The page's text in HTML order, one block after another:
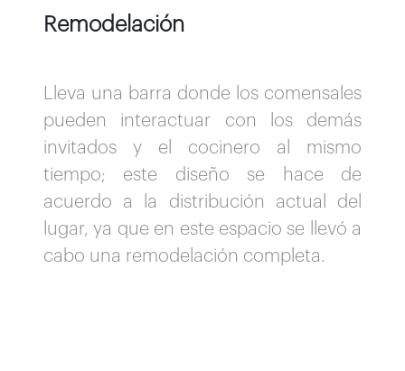
Remodelación
Lleva una barra donde los comensales
pueden interactuar con los demás
invitados y el cocinero al mismo
tiempo; este diseño se hace de
acuerdo a la distribución actual del
lugar, ya que en este espacio se llevó a
cabo una remodelación completa.